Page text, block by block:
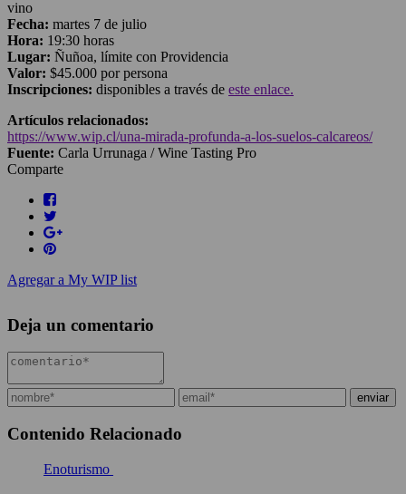
vino
Fecha: martes 7 de julio
Hora: 19:30 horas
Lugar: Ñuñoa, límite con Providencia
Valor: $45.000 por persona
Inscripciones: disponibles a través de este enlace.
Artículos relacionados:
https://www.wip.cl/una-mirada-profunda-a-los-suelos-calcareos/
Fuente: Carla Urrunaga / Wine Tasting Pro
Comparte
Agregar a My WIP list
Deja un comentario
Contenido Relacionado
Enoturismo